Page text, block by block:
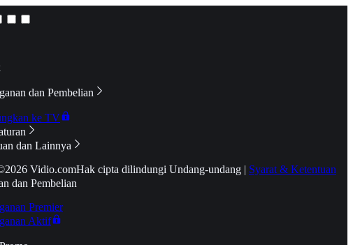
dan Pembelian
ke TV
dan Lainnya
Vidio.comHak cipta dilindungi Undang-undang | Syarat & Ketentuan
dan Pembelian
Premier
Aktif